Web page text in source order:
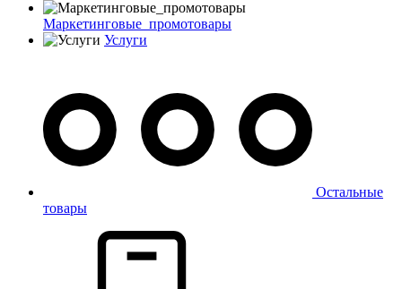
Маркетинговые_промотовары
Услуги
Остальные
товары